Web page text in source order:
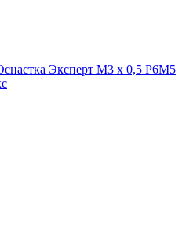
Эксперт M3 x 0,5 P6M5